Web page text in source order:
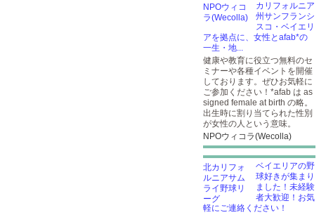
カリフォルニア
州サンフランシ
スコ・ベイエリ
アを拠点に、女性とafab*の
一生・地...
健康や教育に役立つ無料のセ
ミナーや各種イベントを開催
しております。ぜひお気軽に
ご参加ください！*afab は as
signed female at birth の略。
出生時に割り当てられた性別
が女性の人という意味。
NPOウィコラ(Wecolla)
ベイエリアの野
球好きが集まり
ました！未経験
者大歓迎！お気
軽にご連絡ください！